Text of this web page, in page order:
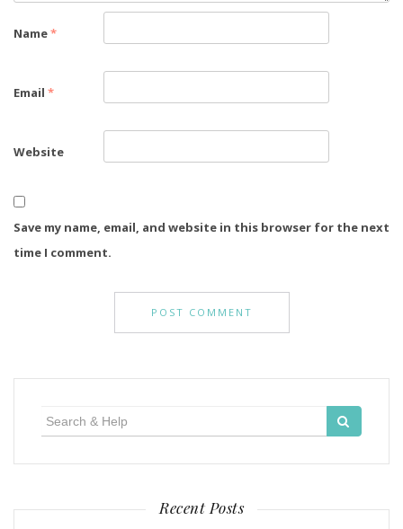
Name*
Email *
Website
Save my name, email, and website in this browser for the next
time I comment.
Recent Posts